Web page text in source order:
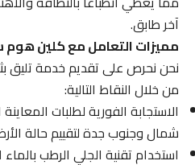
آخر طابق.
مميزات التعامل مع كلين هوم
نحن نحرص على تقديم خدمة تليق
من خلال النقاط التالية:
الاستجابة الفورية لطلبات المعاينة
شمال وجنوب جدة لتقييم حالة
استخدام تقنية الجلي الرطب بالماء